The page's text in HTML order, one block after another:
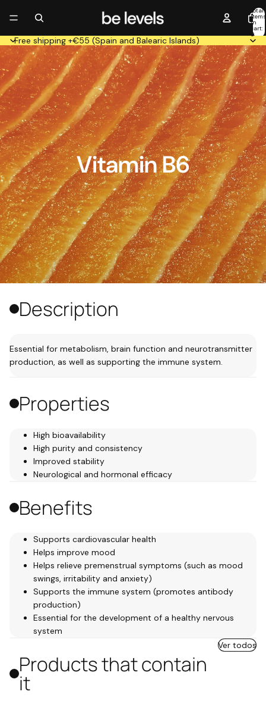
Total
items
in
cart:
0
Free shipping +€55 (Spain and Balearic Islands)
Vitamin B6
Description
Essential for metabolism, brain function and neurotransmitter
production, as well as supporting the immune system.
Properties
High bioavailability
High purity and consistency
Improved stability
Neurological and hormonal efficacy
Benefits
Supports cardiovascular health
Helps improve mood
Helps relieve premenstrual symptoms (such as mood
swings, irritability and anxiety)
Supports the immune system (promotes antibody
production)
Essential for the development of a healthy nervous
system
Products that contain
it
Ver todos